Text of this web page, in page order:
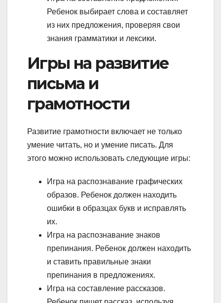
Ребенок выбирает слова и составляет
из них предложения, проверяя свои
знания грамматики и лексики.
Игры на развитие
письма и
грамотности
Развитие грамотности включает не только
умение читать, но и умение писать. Для
этого можно использовать следующие игры:
Игра на распознавание графических
образов. Ребенок должен находить
ошибки в образцах букв и исправлять
их.
Игра на распознавание знаков
препинания. Ребенок должен находить
и ставить правильные знаки
препинания в предложениях.
Игра на составление рассказов.